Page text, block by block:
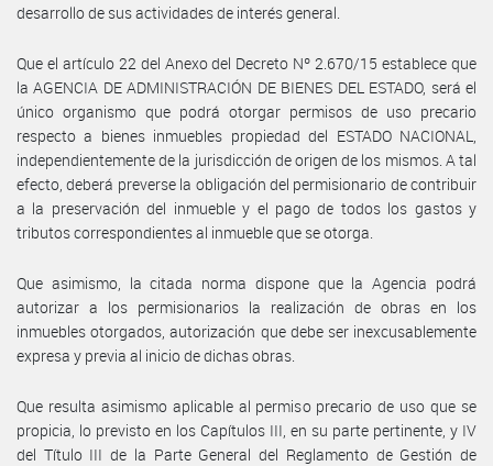
desarrollo de sus actividades de interés general.
Que el artículo 22 del Anexo del Decreto Nº 2.670/15 establece que
la AGENCIA DE ADMINISTRACIÓN DE BIENES DEL ESTADO, será el
único organismo que podrá otorgar permisos de uso precario
respecto a bienes inmuebles propiedad del ESTADO NACIONAL,
independientemente de la jurisdicción de origen de los mismos. A tal
efecto, deberá preverse la obligación del permisionario de contribuir
a la preservación del inmueble y el pago de todos los gastos y
tributos correspondientes al inmueble que se otorga.
Que asimismo, la citada norma dispone que la Agencia podrá
autorizar a los permisionarios la realización de obras en los
inmuebles otorgados, autorización que debe ser inexcusablemente
expresa y previa al inicio de dichas obras.
Que resulta asimismo aplicable al permiso precario de uso que se
propicia, lo previsto en los Capítulos III, en su parte pertinente, y IV
del Título III de la Parte General del Reglamento de Gestión de